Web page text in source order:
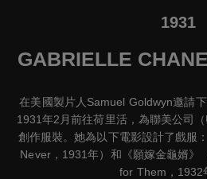
1931
GABRIELLE
在美國製片人Samuel Goldwyn邀請
1931年2月前往荷里活，為聯美公司
創作服裝。她為以下電影設計了戲服
Never，1931年）和《願嫁金龜婿》
for Them，1932